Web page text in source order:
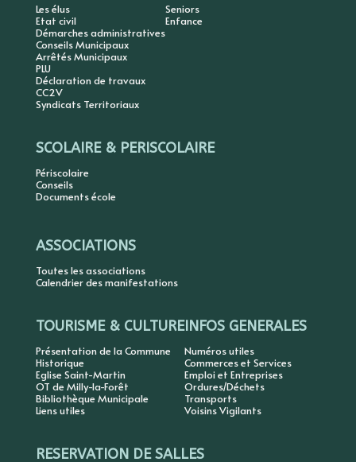
Les élus
Etat civil
Démarches administratives
Conseils Municipaux
Arrêtés Municipaux
PLU
Déclaration de travaux
CC2V
Syndicats Territoriaux
Seniors
Enfance
SCOLAIRE & PERISCOLAIRE
Périscolaire
Conseils
Documents école
ASSOCIATIONS
Toutes les associations
Calendrier des manifestations
TOURISME & CULTURE
Présentation de la Commune
Historique
Eglise Saint-Martin
OT de Milly-la-Forêt
Bibliothèque Municipale
Liens utiles
INFOS GENERALES
Numéros utiles
Commerces et Services
Emploi et Entreprises
Ordures/Déchets
Transports
Voisins Vigilants
RESERVATION DE SALLES